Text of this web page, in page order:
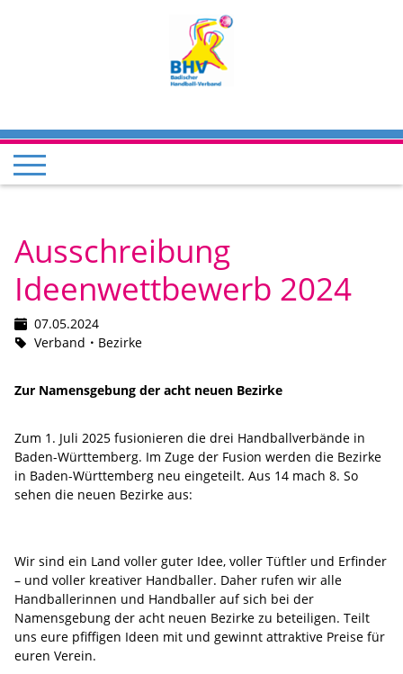
Ausschreibung
Ideenwettbewerb 2024
07.05.2024
Verband
Bezirke
Zur Namensgebung der acht neuen Bezirke
Zum 1. Juli 2025 fusionieren die drei Handballverbände in
Baden-Württemberg. Im Zuge der Fusion werden die Bezirke
in Baden-Württemberg neu eingeteilt. Aus 14 mach 8. So
sehen die neuen Bezirke aus:
Wir sind ein Land voller guter Idee, voller Tüftler und Erfinder
– und voller kreativer Handballer. Daher rufen wir alle
Handballerinnen und Handballer auf sich bei der
Namensgebung der acht neuen Bezirke zu beteiligen. Teilt
uns eure pfiffigen Ideen mit und gewinnt attraktive Preise für
euren Verein.